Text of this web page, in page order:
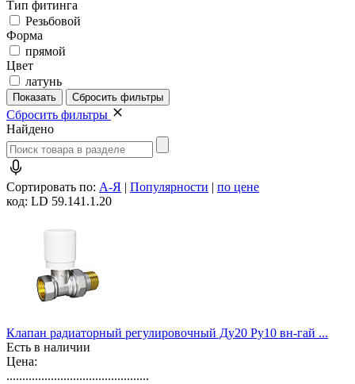
Тип фитинга
Резьбовой
Форма
прямой
Цвет
латунь
Сбросить фильтры
Найдено
Сортировать по: А-Я | Популярности | по цене
код: LD 59.141.1.20
Клапан радиаторный регулировочный Ду20 Ру10 вн-гай ...
Есть в наличии
Цена:
.............................................